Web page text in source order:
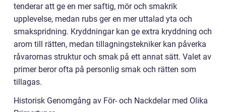
tenderar att ge en mer saftig, mör och smakrik
upplevelse, medan rubs ger en mer uttalad yta och
smakspridning. Kryddningar kan ge extra kryddning och
arom till rätten, medan tillagningstekniker kan påverka
råvarornas struktur och smak på ett annat sätt. Valet av
primer beror ofta på personlig smak och rätten som
tillagas.
Historisk Genomgång av För- och Nackdelar med Olika